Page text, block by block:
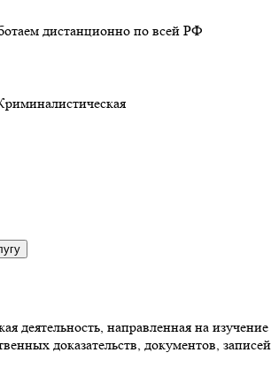
дистанционно по всей РФ
деятельность, направленная на
доказательств, документов,